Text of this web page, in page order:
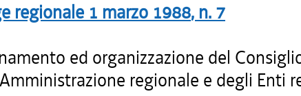
regionale 1 marzo 1988, n. 7
ed organizzazione del
regionale e degli Enti